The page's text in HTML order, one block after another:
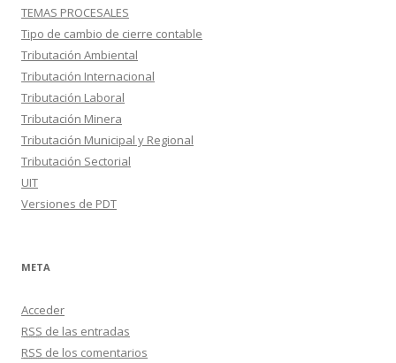
TEMAS PROCESALES
Tipo de cambio de cierre contable
Tributación Ambiental
Tributación Internacional
Tributación Laboral
Tributación Minera
Tributación Municipal y Regional
Tributación Sectorial
UIT
Versiones de PDT
META
Acceder
RSS de las entradas
RSS de los comentarios